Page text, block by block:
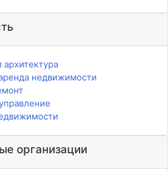
недвижимости
организации